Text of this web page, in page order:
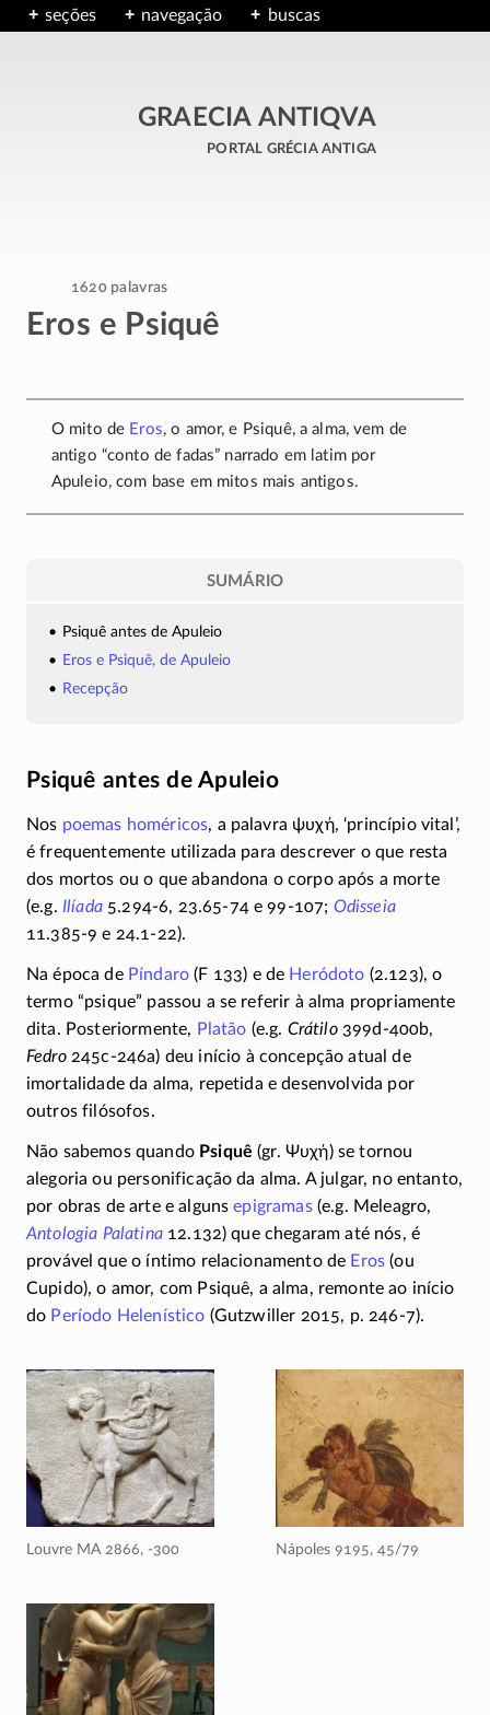
seções navegação buscas
GRAECIA ANTIQVA
portal grécia antiga
1620 palavras
Eros e Psiquê
O mito de Eros, o amor, e Psiquê, a alma, vem de
antigo “conto de fadas” narrado em latim por
Apuleio, com base em mitos mais antigos.
SUMÁRIO
Psiquê antes de Apuleio
Eros e Psiquê, de Apuleio
Recepção
Psiquê antes de Apuleio
Nos poemas homéricos, a palavra ψυχή, ‘princípio vital’,
é frequentemente utilizada para descrever o que resta
dos mortos ou o que abandona o corpo após a morte
(e.g. Ilíada 5.294-6, 23.65-74e99-107; Odisseia
11.385-9 e 24.1-22).
Na época de Píndaro (F 133) e de Heródoto (2.123), o
termo “psique” passou a se referir à alma propriamente
dita. Posteriormente, Platão (e.g. Crátilo 399d-400b,
Fedro 245c-246a) deu início à concepção atual de
imortalidade da alma, repetida e desenvolvida por
outros filósofos.
Não sabemos quando Psiquê (gr. Ψυχή) se tornou
alegoria ou personificação da alma. A julgar, no entanto,
por obras de arte e algunsepigramas(e.g. Meleagro,
Antologia Palatina12.132) que chegaram até nós, é
provável que o íntimo relacionamento de Eros (ou
Cupido), o amor, com Psiquê, a alma, remonte ao início
do Período Helenístico (Gutzwiller 2015, p. 246-7).
Louvre MA 2866, -300 Nápoles 9195, 45/79